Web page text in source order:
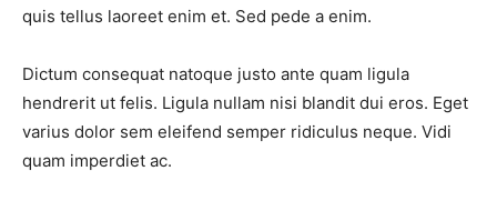
quis tellus laoreet enim et. Sed pede a enim.
Dictum consequat natoque justo ante quam ligula
hendrerit ut felis. Ligula nullam nisi blandit dui eros. Eget
varius dolor sem eleifend semper ridiculus neque. Vidi
quam imperdiet ac.